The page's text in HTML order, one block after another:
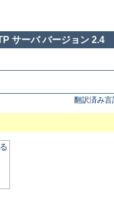
サーバ バージョン 2.4
翻訳済み言